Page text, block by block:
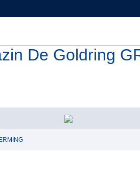
De Goldring